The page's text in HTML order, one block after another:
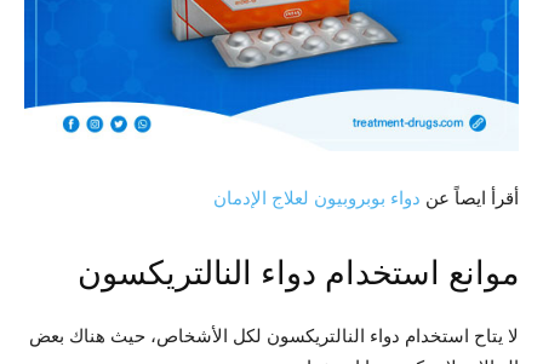
أقرأ ايصاً عن دواء بوبروبيون لعلاج الإدمان
موانع استخدام دواء النالتريكسون
لا يتاح استخدام دواء النالتريكسون لكل الأشخاص، حيث هناك بعض